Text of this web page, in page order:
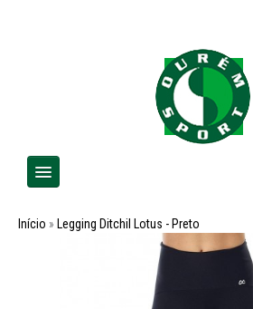
Homem
Início » Legging Ditchil Lotus - Preto